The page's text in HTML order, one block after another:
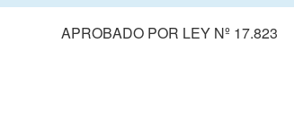
APROBADO POR LEY Nº 17.823